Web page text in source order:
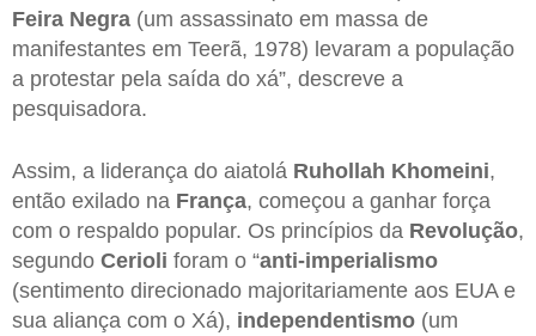
Feira Negra (um assassinato em massa de
manifestantes em Teerã, 1978) levaram a população
a protestar pela saída do xá”, descreve a
pesquisadora.
Assim, a liderança do aiatolá Ruhollah Khomeini,
então exilado na França, começou a ganhar força
com o respaldo popular. Os princípios da Revolução,
segundo Cerioli foram o “anti-imperialismo
(sentimento direcionado majoritariamente aos EUA e
sua aliança com o Xá), independentismo (um